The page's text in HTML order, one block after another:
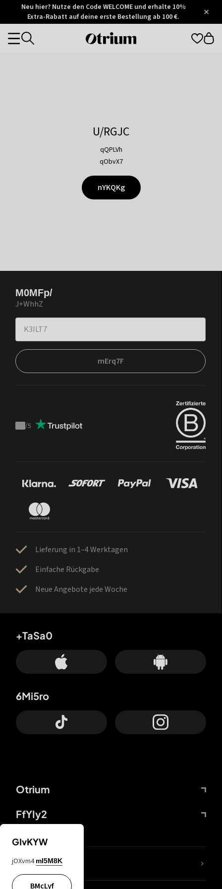
Otrium
Trustpilot
Neu hier? Nutze den Code WELCOME und erhalte 10%
Extra-Rabatt auf deine erste Bestellung ab 100 €.
Otrium
Categories
U/RGJC
qQPLVh
qObvX7
nYKQKg
M0MFp/
J+WhhZ
mErq7F
Trustpilot
/5
Lieferung in 1–4 Werktagen
Einfache Rückgabe
Neue Angebote jede Woche
Otrium
FfYIy2
+TaSa0
6Mi5ro
DDcvSo
GIvKYW
jOXvm4 mI5M8K
BMcLyf